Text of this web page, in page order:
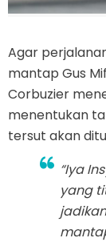
Agar
mantap Gus
Corbuzier
menentukan
tersut akan
“Iya
yang